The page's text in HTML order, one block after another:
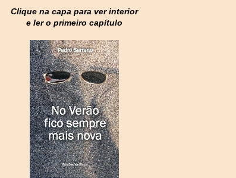
Clique na capa para ver interior
e ler o primeiro capítulo